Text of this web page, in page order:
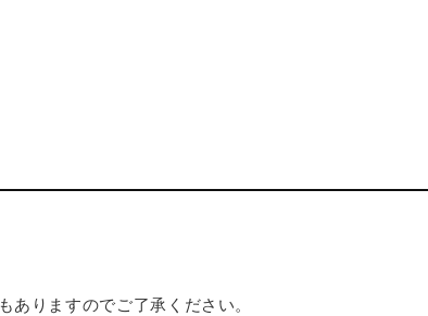
りますのでご了承ください。